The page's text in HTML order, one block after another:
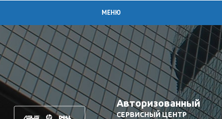
МЕНЮ
Авторизованный
СЕРВИСНЫЙ ЦЕНТР